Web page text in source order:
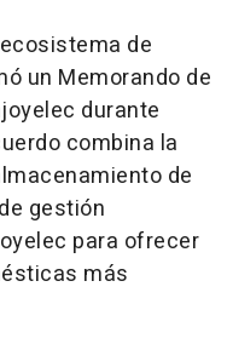
de
un Memorando de
durante
combina la
de
gestión
para ofrecer
más